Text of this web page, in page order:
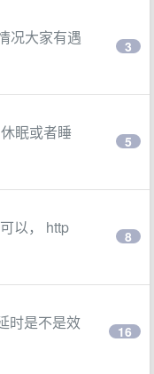
况大家有遇
3
眠或者睡
5
以， http
8
时是不是效
16